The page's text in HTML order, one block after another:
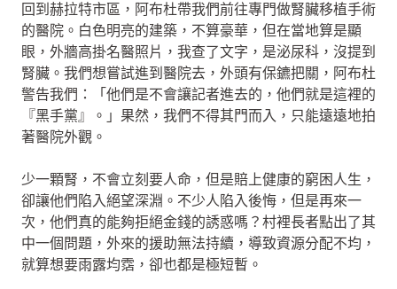
回到赫拉特市區，阿布杜帶我們前往專門做腎臟移植手術
的醫院。白色明亮的建築，不算豪華，但在當地算是顯
眼，外牆高掛名醫照片，我查了文字，是泌尿科，沒提到
腎臟。我們想嘗試進到醫院去，外頭有保鑣把關，阿布杜
警告我們：「他們是不會讓記者進去的，他們就是這裡的
『黑手黨』。」果然，我們不得其門而入，只能遠遠地拍
著醫院外觀。
少一顆腎，不會立刻要人命，但是賠上健康的窮困人生，
卻讓他們陷入絕望深淵。不少人陷入後悔，但是再來一
次，他們真的能夠拒絕金錢的誘惑嗎？村裡長者點出了其
中一個問題，外來的援助無法持續，導致資源分配不均，
就算想要雨露均霑，卻也都是極短暫。